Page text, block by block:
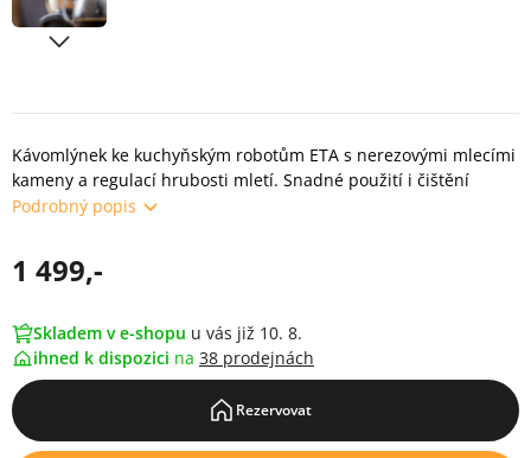
Kávomlýnek ke kuchyňským robotům ETA s nerezovými mlecími
kameny a regulací hrubosti mletí. Snadné použití i čištění
Podrobný popis
1 499,-
Skladem v e-shopu u vás již 10. 8.
ihned k dispozici na 38 prodejnách
Rezervovat